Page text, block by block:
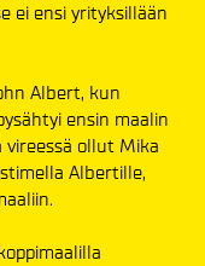
ei ensi yrityksillään
Albert, kun
ensin maalin
vireessä ollut Mika
Albertille,